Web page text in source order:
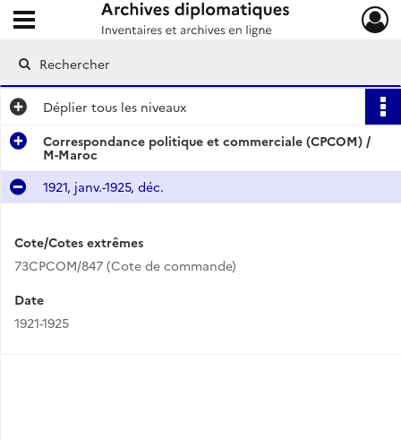
Archives diplomatiques
Ouvrir le menu déroulant
Déplier tous les niveaux
Correspondance politique et commerciale (CPCOM) /
M-Maroc
1921, janv.-1925, déc.
Cote/Cotes extrêmes
73CPCOM/847 (Cote de commande)
Date
1921-1925